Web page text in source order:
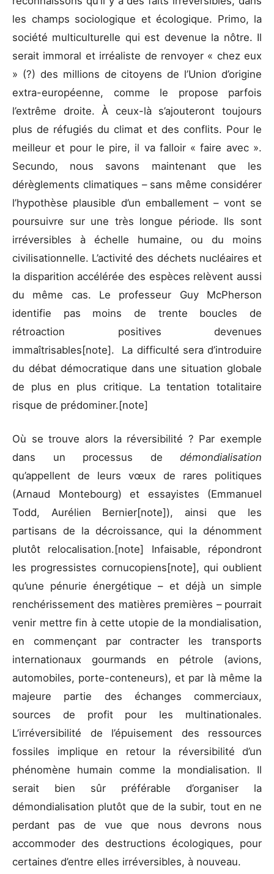
les champs sociologique et écologique. Primo, la
société multiculturelle qui est devenue la nôtre. Il
serait immoral et irréaliste de renvoyer « chez eux
» (?) des millions de citoyens de l’Union d’origine
extra-européenne, comme le propose parfois
l’extrême droite. À ceux-là s’ajouteront toujours
plus de réfugiés du climat et des conflits. Pour le
meilleur et pour le pire, il va falloir « faire avec ».
Secundo, nous savons maintenant que les
dérèglements climatiques – sans même considérer
l’hypothèse plausible d’un emballement – vont se
poursuivre sur une très longue période. Ils sont
irréversibles à échelle humaine, ou du moins
civilisationnelle. L’activité des déchets nucléaires et
la disparition accélérée des espèces relèvent aussi
du même cas. Le professeur Guy McPherson
identifie pas moins de trente boucles de
rétroaction positives devenues
immaîtrisables[note]. La difficulté sera d’introduire
du débat démocratique dans une situation globale
de plus en plus critique. La tentation totalitaire
risque de prédominer.[note]
Où se trouve alors la réversibilité ? Par exemple
dans un processus de démondialisation
qu’appellent de leurs vœux de rares politiques
(Arnaud Montebourg) et essayistes (Emmanuel
Todd, Aurélien Bernier[note]), ainsi que les
partisans de la décroissance, qui la dénomment
plutôt relocalisation.[note] Infaisable, répondront
les progressistes cornucopiens[note], qui oublient
qu’une pénurie énergétique – et déjà un simple
renchérissement des matières premières – pourrait
venir mettre fin à cette utopie de la mondialisation,
en commençant par contracter les transports
internationaux gourmands en pétrole (avions,
automobiles, porte-conteneurs), et par là même la
majeure partie des échanges commerciaux,
sources de profit pour les multinationales.
L’irréversibilité de l’épuisement des ressources
fossiles implique en retour la réversibilité d’un
phénomène humain comme la mondialisation. Il
serait bien sûr préférable d’organiser la
démondialisation plutôt que de la subir, tout en ne
perdant pas de vue que nous devrons nous
accommoder des destructions écologiques, pour
certaines d’entre elles irréversibles, à nouveau.